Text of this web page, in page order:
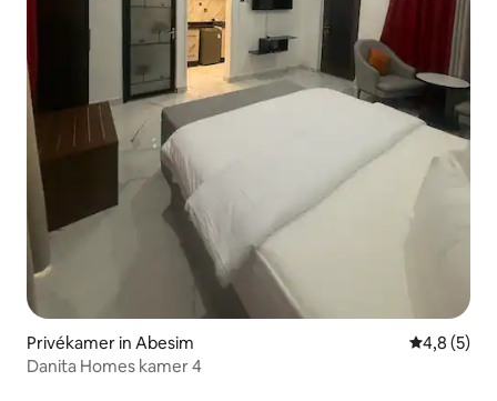
Privékamer in Abesim
4,8 (5)
Danita Homes kamer 4